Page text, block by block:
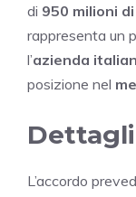
di 950 milioni
rappresenta un
l’azienda
posizione nel
L’accordo